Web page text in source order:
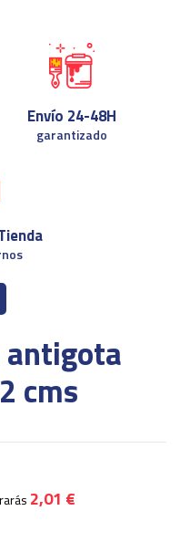
antigota
cms
2,01 €
Envío 24-48H
garantizado